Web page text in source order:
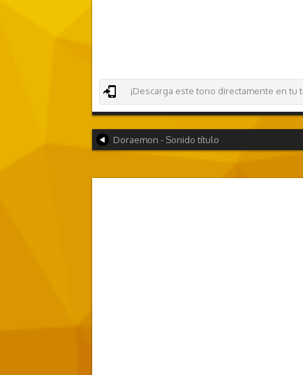
¡Descarga este tono directamente en
Doraemon - Sonido título